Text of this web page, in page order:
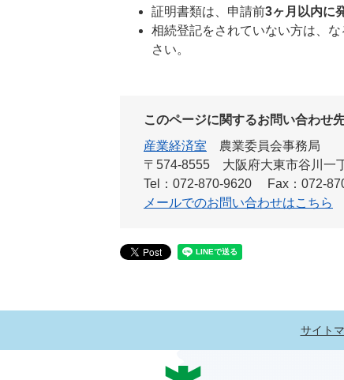
証明書類は、申請前3ヶ月以内に
相続登記をされていない方は、
さい。
このページに関するお問い合わせ
産業経済室
農業委員会事務局
〒574-8555 大阪府大東市谷川一
Tel：072-870-9620
Fax：072-
メールでのお問い合わせはこちら
サイト